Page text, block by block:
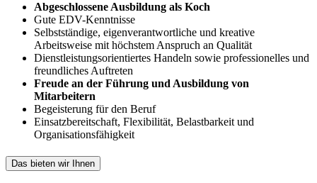
Abgeschlossene Ausbildung als Koch
Gute EDV-Kenntnisse
Selbstständige, eigenverantwortliche und kreative
Arbeitsweise mit höchstem Anspruch an Qualität
Dienstleistungsorientiertes Handeln sowie professionelles und
freundliches Auftreten
Freude an der Führung und Ausbildung von
Mitarbeitern
Begeisterung für den Beruf
Einsatzbereitschaft, Flexibilität, Belastbarkeit und
Organisationsfähigkeit
Das bieten wir Ihnen